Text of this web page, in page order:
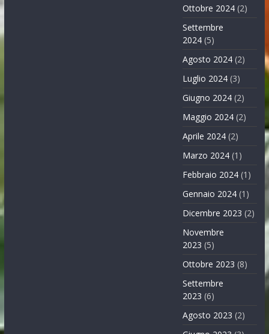
Ottobre 2024 (2)
Settembre
2024 (5)
Agosto 2024 (2)
Luglio 2024 (3)
Giugno 2024 (2)
Maggio 2024 (2)
Aprile 2024 (2)
Marzo 2024 (1)
Febbraio 2024 (1)
Gennaio 2024 (1)
Dicembre 2023 (2)
Novembre
2023 (5)
Ottobre 2023 (8)
Settembre
2023 (6)
Agosto 2023 (2)